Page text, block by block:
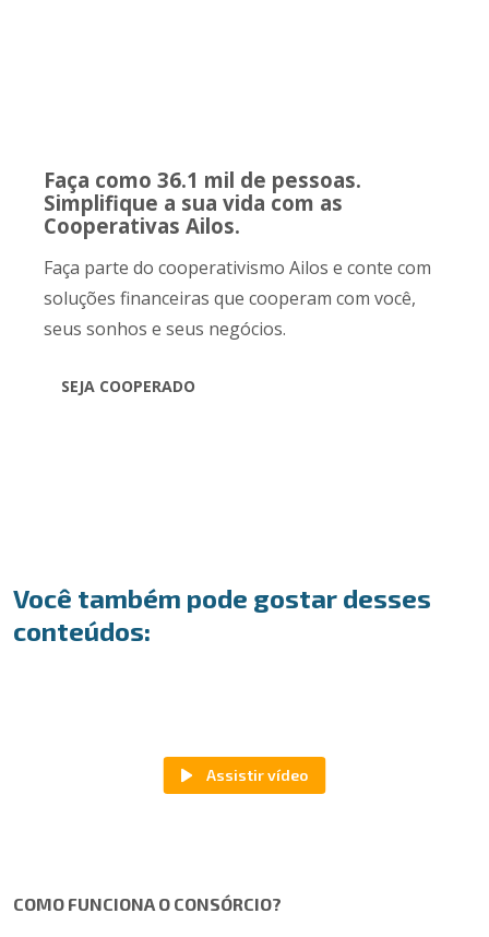
Faça como 36.1 mil de pessoas.
Simplifique a sua vida com as
Cooperativas Ailos.
Faça parte do cooperativismo Ailos e conte com
soluções financeiras que cooperam com você,
seus sonhos e seus negócios.
SEJA COOPERADO
Você também pode gostar desses
conteúdos:
COMO FUNCIONA O CONSÓRCIO?